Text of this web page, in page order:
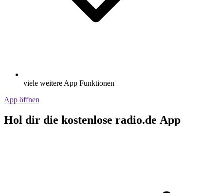
viele weitere App Funktionen
App öffnen
Hol dir die kostenlose radio.de App